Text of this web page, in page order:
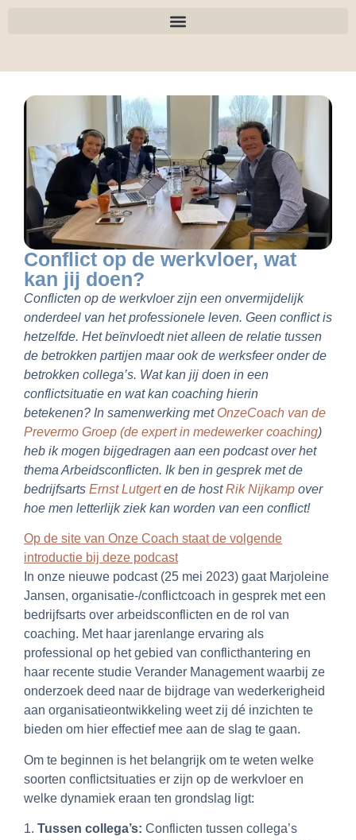
Conflict op de werkvloer, wat
kan jij doen?
Conflicten op de werkvloer zijn een onvermijdelijk
onderdeel van het professionele leven. Geen conflict is
hetzelfde. Het beïnvloedt niet alleen de relatie tussen
de betrokken partijen maar ook de werksfeer onder de
betrokken collega’s. Wat kan jij doen in een
conflictsituatie en wat kan coaching hierin
betekenen? In samenwerking met OnzeCoach van de
Prevermo Groep (de expert in medewerker coaching)
heb ik mogen bijgedragen aan een podcast over het
thema Arbeidsconflicten. Ik ben in gesprek met de
bedrijfsarts Ernst Lutgerten de hostRik Nijkamp over
hoe men letterlijk ziek kan worden van een conflict!
Op de site van Onze Coach staat de volgende
introductie bij deze podcast
In onze nieuwe podcast (25 mei 2023) gaat Marjoleine
Jansen, organisatie-/conflictcoach in gesprek met een
bedrijfsarts over arbeidsconflicten en de rol van
coaching. Met haar jarenlange ervaring als
professional op het gebied van conflicthantering en
haar recente studie Verander Management waarbij ze
onderzoek deed naar de bijdrage van wederkerigheid
aan organisatieontwikkeling weet zij dé inzichten te
bieden om hier effectief mee aan de slag te gaan.
Om te beginnen is het belangrijk om te weten welke
soorten conflictsituaties er zijn op de werkvloer en
welke dynamiek eraan ten grondslag ligt:
1. Tussen collega’s: Conflicten tussen collega’s